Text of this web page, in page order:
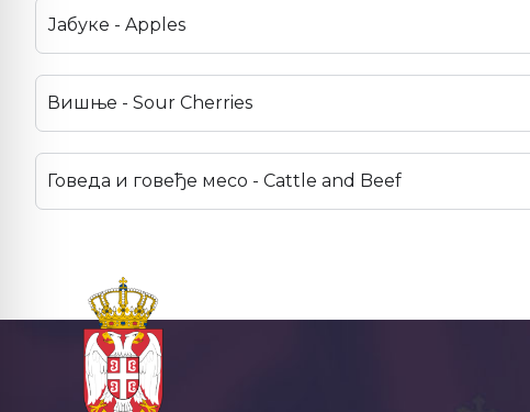
Јабуке - Apples
Вишње - Sour Cherries
Говеда и говеђе месо - Cattle and Beef